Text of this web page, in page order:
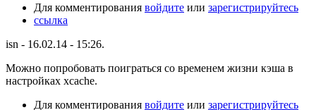
Для комментирования войдите или зарегистрируйтесь
cсылка
isn - 16.02.14 - 15:26.
Можно попробовать поиграться со временем жизни кэша в
настройках xcache.
Для комментирования войдите или зарегистрируйтесь